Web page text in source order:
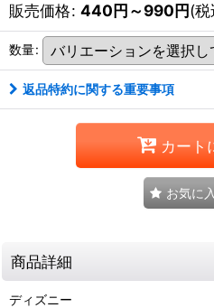
販売価格: 440円～990円(税
数量:
返品特約に関する重要事項
カート
お気に
商品詳細
ディズニー